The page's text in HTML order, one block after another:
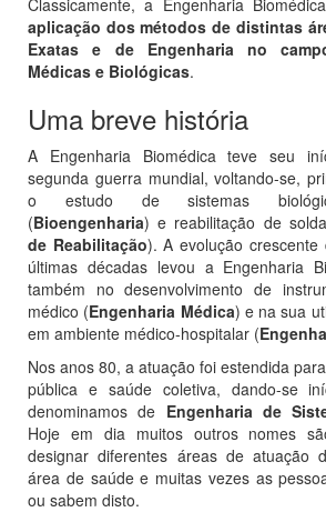
Classicamente, a Engenharia
aplicação dos métodos de distintas
Exatas e de Engenharia no
Médicas e Biológicas.
Uma breve história
A Engenharia Biomédica teve seu
segunda guerra mundial, voltando-se,
o estudo de sistemas
(Bioengenharia) e reabilitação de
de Reabilitação). A evolução crescente
últimas décadas levou a Engenharia
também no desenvolvimento de
médico (Engenharia Médica) e na sua
em ambiente médico-hospitalar (
Nos anos 80, a atuação foi estendida
pública e saúde coletiva, dando-se
denominamos de Engenharia de
Hoje em dia muitos outros nomes
designar diferentes áreas de atuação
área de saúde e muitas vezes as
ou sabem disto.